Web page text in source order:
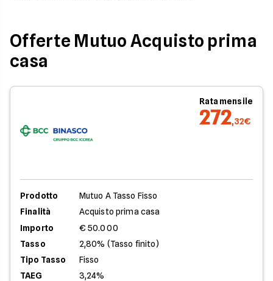
Offerte Mutuo Acquisto prima
casa
Rata mensile
272,32€
Prodotto
Mutuo A Tasso Fisso
Finalità
Acquisto prima casa
Importo
€ 50.000
Tasso
2,80% (Tasso finito)
Tipo Tasso
Fisso
TAEG
3,24%